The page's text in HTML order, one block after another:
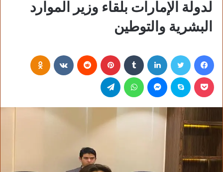
لدولة الإمارات بلقاء وزير الموارد
البشرية والتوطين